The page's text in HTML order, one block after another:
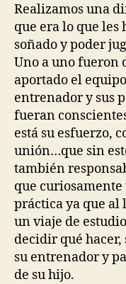
Realizamos una
que era lo que les
soñado y poder
Uno a uno fueron
aportado el
entrenador y sus
fueran
está su esfuerzo,
unión…que sin
también
que
práctica ya que
un viaje de
decidir qué hacer,
su entrenador y
de su hijo.